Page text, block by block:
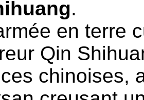
.
en terre
Qin
chinoises,